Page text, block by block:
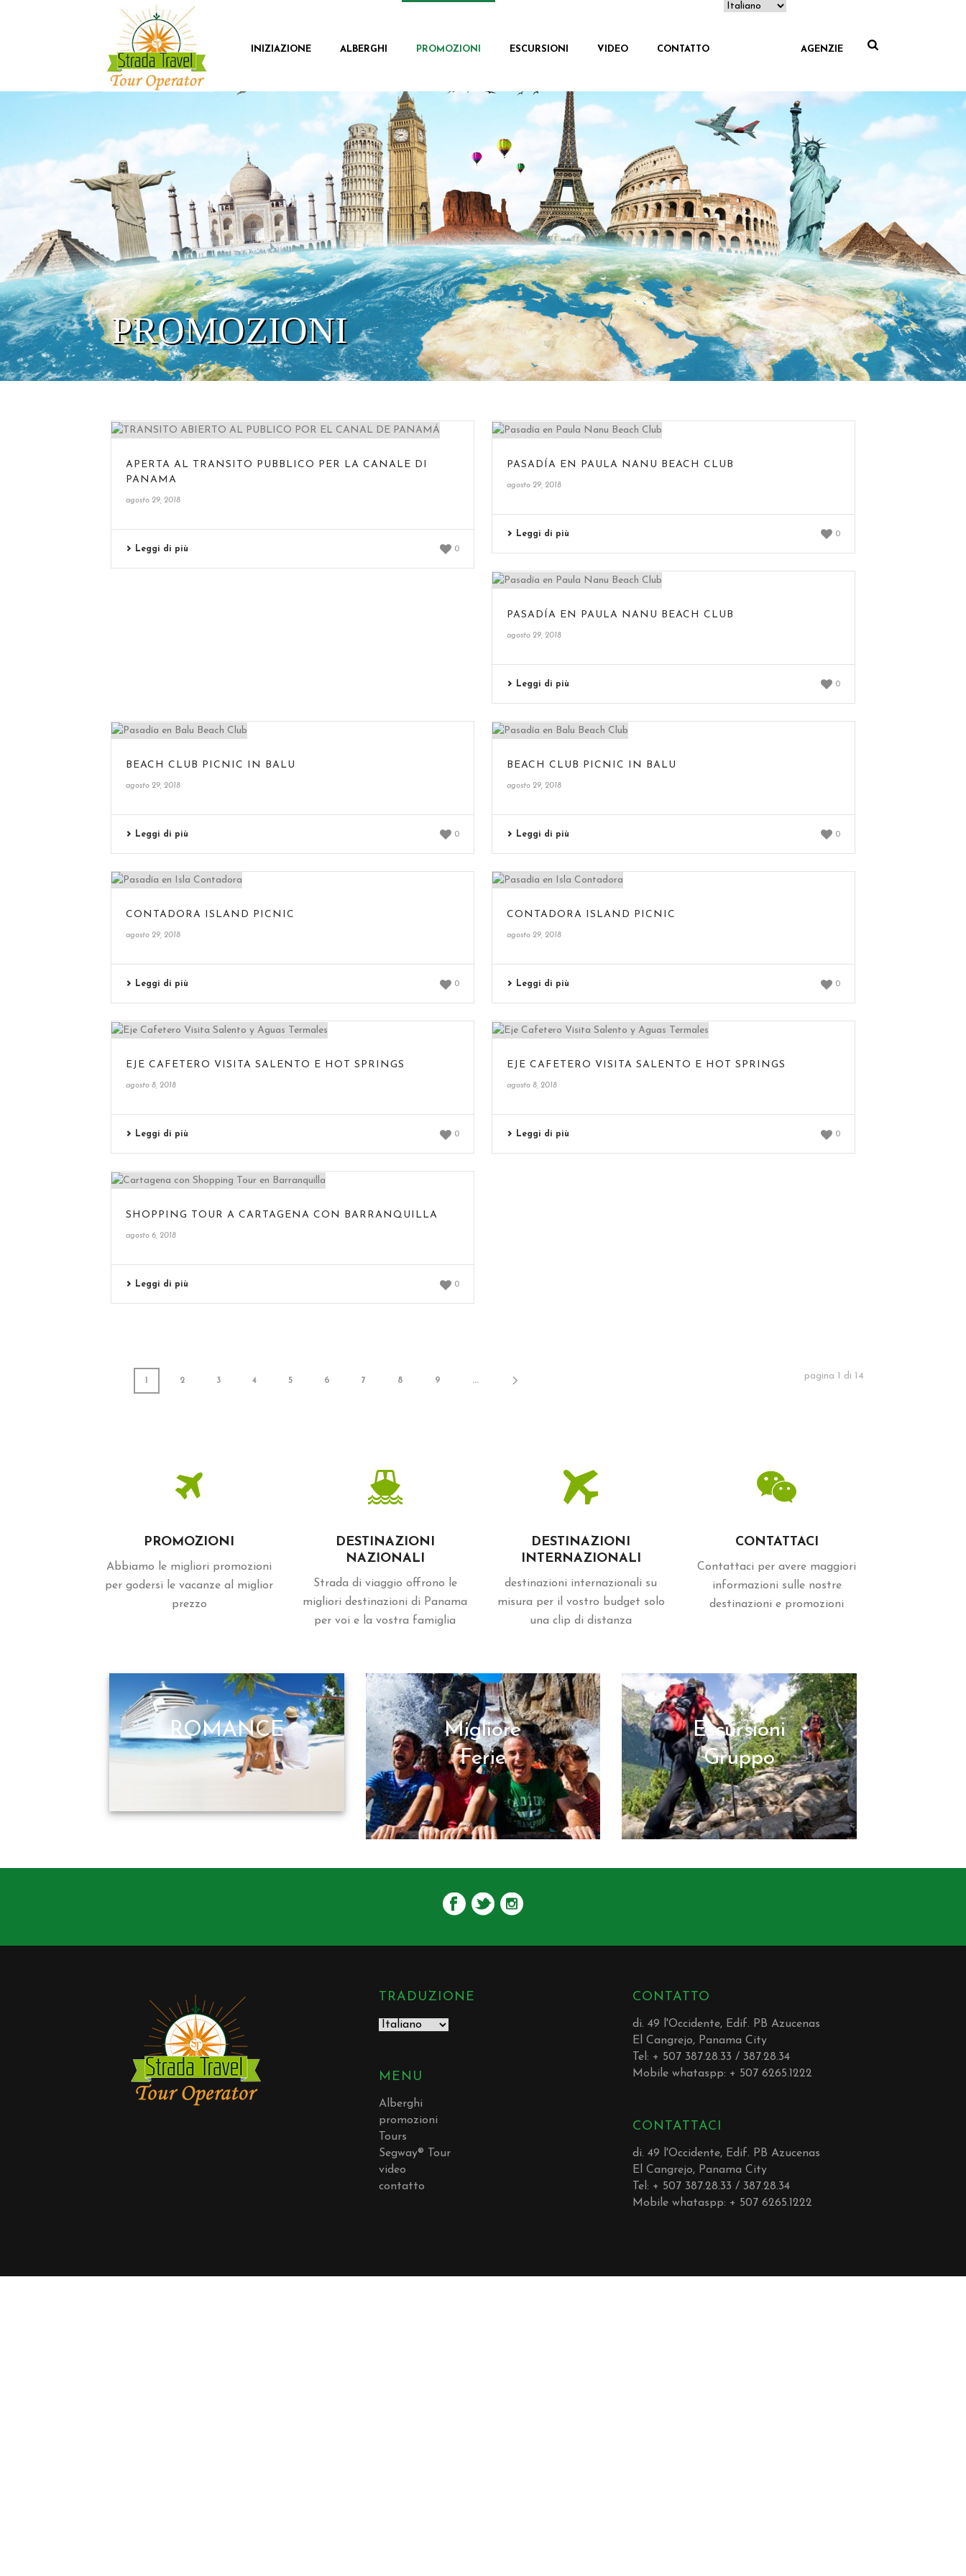
INIZIAZIONE ALBERGHI PROMOZIONI ESCURSIONI VIDEO CONTATTO AGENZIE
PROMOZIONI
APERTA AL TRANSITO PUBBLICO PER LA CANALE DI
PANAMA
agosto 29, 2018
Leggi di più 0
PASADÍA EN PAULA NANU BEACH CLUB
agosto 29, 2018
Leggi di più 0
PASADÍA EN PAULA NANU BEACH CLUB
agosto 29, 2018
Leggi di più 0
BEACH CLUB PICNIC IN BALU
agosto 29, 2018
Leggi di più 0
BEACH CLUB PICNIC IN BALU
agosto 29, 2018
Leggi di più 0
CONTADORA ISLAND PICNIC
agosto 29, 2018
Leggi di più 0
CONTADORA ISLAND PICNIC
agosto 29, 2018
Leggi di più 0
EJE CAFETERO VISITA SALENTO E HOT SPRINGS
agosto 8, 2018
Leggi di più 0
EJE CAFETERO VISITA SALENTO E HOT SPRINGS
agosto 8, 2018
Leggi di più 0
SHOPPING TOUR A CARTAGENA CON BARRANQUILLA
agosto 6, 2018
Leggi di più 0
1 2 3 4 5 6 7 8 9 ... pagina 1 di 14
PROMOZIONI
Abbiamo le migliori promozioni
per godersi le vacanze al miglior
prezzo
DESTINAZIONI
NAZIONALI
Strada di viaggio offrono le
migliori destinazioni di Panama
per voi e la vostra famiglia
DESTINAZIONI
INTERNAZIONALI
destinazioni internazionali su
misura per il vostro budget solo
una clip di distanza
CONTATTACI
Contattaci per avere maggiori
informazioni sulle nostre
destinazioni e promozioni
ROMANCE
Migliore
Ferie
Escursioni
Gruppo
TRADUZIONE
MENU
Alberghi
promozioni
Tours
Segway® Tour
video
contatto
CONTATTO
di. 49 l'Occidente, Edif. PB Azucenas
El Cangrejo, Panama City
Tel: + 507 387.28.33 / 387.28.34
Mobile whataspp: + 507 6265.1222
CONTATTACI
di. 49 l'Occidente, Edif. PB Azucenas
El Cangrejo, Panama City
Tel: + 507 387.28.33 / 387.28.34
Mobile whataspp: + 507 6265.1222